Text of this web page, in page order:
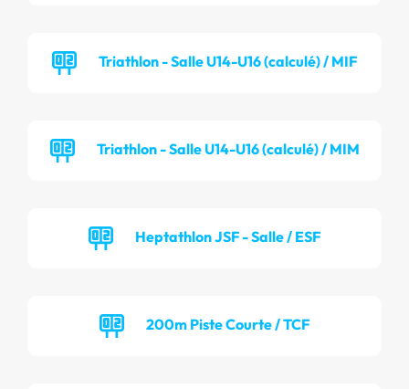
Triathlon - Salle U14-U16 (calculé) / MIF
Triathlon - Salle U14-U16 (calculé) / MIM
Heptathlon JSF - Salle / ESF
200m Piste Courte / TCF